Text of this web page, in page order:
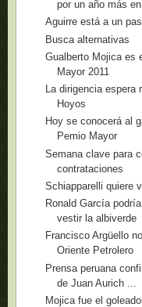
por un año más
Aguirre está a un
Busca alternativas
Gualberto Mojica es
Mayor 2011
La dirigencia espera
Hoyos
Hoy se conocerá al
Pemio Mayor
Semana clave para
contrataciones
Schiapparelli quiere
Ronald García
vestir la albiverde
Francisco Argüello
Oriente Petrolero
Prensa peruana
de Juan Aurich ...
Mojica fue el